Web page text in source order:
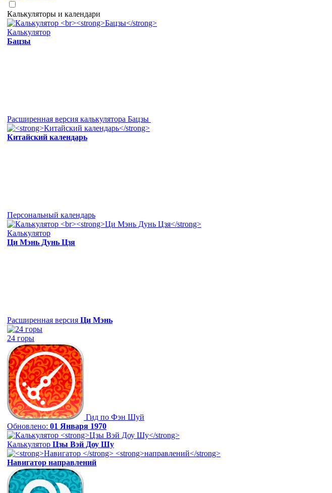
Калькуляторы и календари
Калькулятор
Бацзы
Расширенная версия калькулятора Бацзы
Китайский календарь
Персональный календарь
Калькулятор
Ци Мэнь Дунь Цзя
Расширенная версия Ци Мэнь
24 горы
Гид по Фэн Шуй
Обновлено: 01 Января 1970
Калькулятор Цзы Вэй Доу Шу
Навигатор направлений